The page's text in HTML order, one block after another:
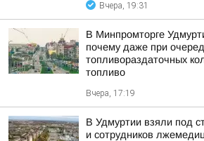
Вчера, 19:31
В Минпромторге
почему даже при
топливораздаточных
топливо
Вчера, 17:19
В Удмуртии взяли под
и сотрудников